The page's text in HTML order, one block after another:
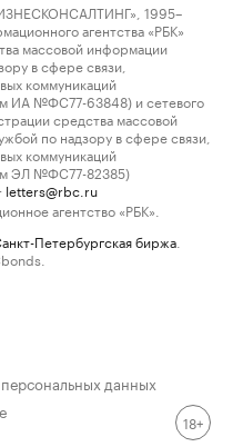
1995–
агентства «РБК»
массовой информации
в сфере связи,
коммуникаций
ИА №ФС77-63848) и сетевого
средства массовой
по надзору в сфере связи,
коммуникаций
ЭЛ №ФС77-82385)
letters@rbc.ru
агентство «РБК».
Петербургская биржа
данных
18+